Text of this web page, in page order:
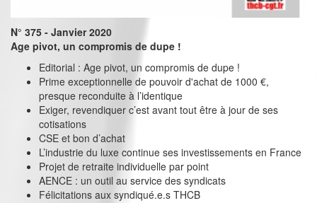
N° 375 - Janvier 2020
Age pivot, un compromis de dupe !
Editorial : Age pivot, un compromis de dupe !
Prime exceptionnelle de pouvoir d'achat de 1000 €,
presque reconduite à l’identique
Exiger, revendiquer c’est avant tout être à jour de ses
cotisations
CSE et bon d’achat
L’industrie du luxe continue ses investissements en France
Projet de retraite individuelle par point
AENCE : un outil au service des syndicats
Félicitations aux syndiqué.e.s THCB